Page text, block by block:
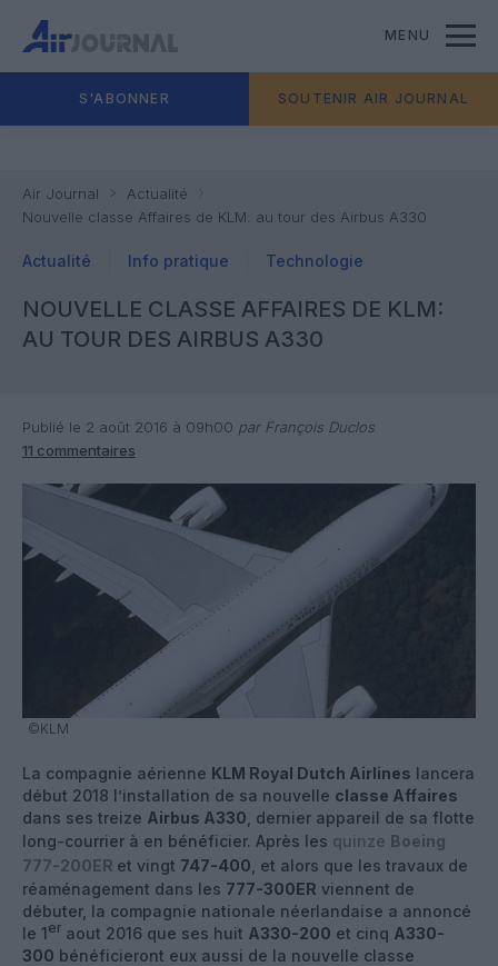
MENU
S'ABONNER SOUTENIR AIR JOURNAL
Air Journal
Actualité
Nouvelle classe Affaires de KLM: au tour des Airbus A330
Actualité Info pratique Technologie
NOUVELLE CLASSE AFFAIRES DE KLM:
AU TOUR DES AIRBUS A330
Publié le 2 août 2016 à 09h00 par François Duclos
11 commentaires
©KLM
La compagnie aérienne KLM Royal Dutch Airlines lancera
début 2018 l’installation de sa nouvelle classe Affaires
dans ses treize Airbus A330 , dernier appareil de sa flotte
long-courrier à en bénéficier. Après les quinze Boeing
777-200ER et vingt 747-400 , et alors que les travaux de
réaménagement dans les 777-300ER viennent de
débuter, la compagnie nationale néerlandaise a annoncé
le 1er aout 2016 que ses huit A330-200 et cinq A330-
300 bénéficieront eux aussi de la nouvelle classe